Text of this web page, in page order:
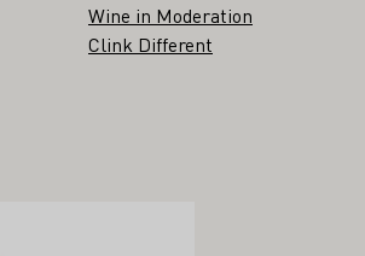
Wine in Moderation
Clink Different